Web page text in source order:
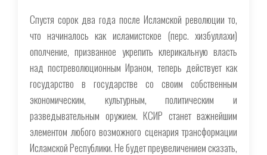
Спустя сорок два года после Исламской революции то,
что начиналось как исламистское (перс. хизбуллахи)
ополчение, призванное укрепить клерикальную власть
над постреволюционным Ираном, теперь действует как
государство в государстве со своим собственным
экономическим, культурным, политическим и
разведывательным оружием. КСИР станет важнейшим
элементом любого возможного сценария трансформации
Исламской Республики. Не будет преувеличением сказать,